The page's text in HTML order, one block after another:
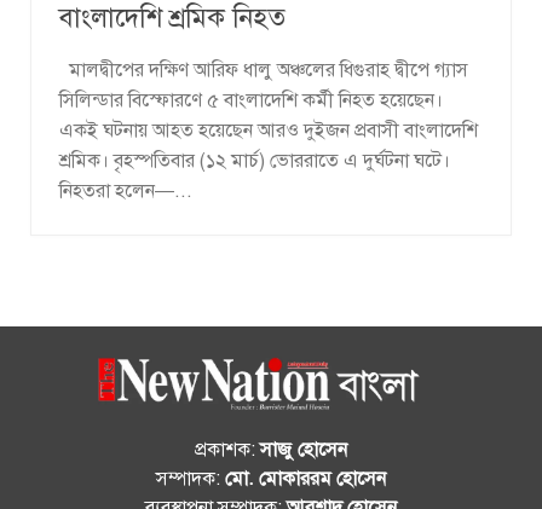
বাংলাদেশি শ্রমিক নিহত
মালদ্বীপের দক্ষিণ আরিফ ধালু অঞ্চলের ধিগুরাহ দ্বীপে গ্যাস
সিলিন্ডার বিস্ফোরণে ৫ বাংলাদেশি কর্মী নিহত হয়েছেন।
একই ঘটনায় আহত হয়েছেন আরও দুইজন প্রবাসী বাংলাদেশি
শ্রমিক। বৃহস্পতিবার (১২ মার্চ) ভোররাতে এ দুর্ঘটনা ঘটে।
নিহতরা হলেন—...
প্রকাশক:সাজু হোসেন
সম্পাদক: মো. মোকাররম হোসেন